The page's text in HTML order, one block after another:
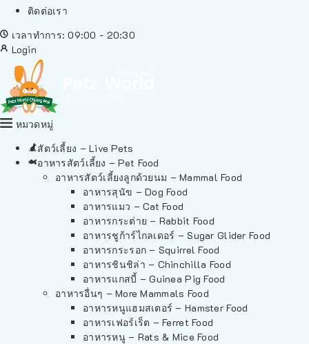
ติดต่อเรา
เวลาทำการ: 09:00 - 20:30
Login
หมวดหมู่
สัตว์เลี้ยง – Live Pets
อาหารสัตว์เลี้ยง – Pet Food
อาหารสัตว์เลี้ยงลูกด้วยนม – Mammal Food
อาหารสุนัข – Dog Food
อาหารแมว – Cat Food
อาหารกระต่าย – Rabbit Food
อาหารชูก้าร์ไกลเดอร์ – Sugar Glider Food
อาหารกระรอก – Squirrel Food
อาหารชินชิล่า – Chinchilla Food
อาหารแกสบี้ – Guinea Pig Food
อาหารอื่นๆ – More Mammals Food
อาหารหนูแฮมสเตอร์ – Hamster Food
อาหารเฟอร์เร็ต – Ferret Food
อาหารหนู – Rats & Mice Food